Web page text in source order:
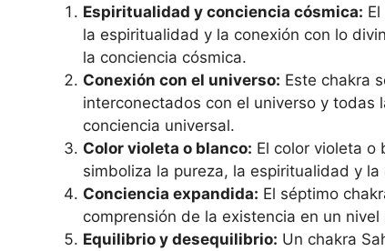
Espiritualidad y conciencia cósmica:
la espiritualidad y la conexión con lo
la conciencia cósmica.
Conexión con el universo: Este chakra
interconectados con el universo y todas
conciencia universal.
Color violeta o blanco: El color violeta o
simboliza la pureza, la espiritualidad y
Conciencia expandida: El séptimo
comprensión de la existencia en un
Equilibrio y desequilibrio: Un chakra